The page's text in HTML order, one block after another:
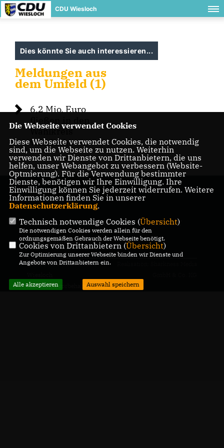
CDU Wiesloch
Dies könnte Sie auch interessieren...
Meldungen aus
dem Umfeld (1)
6,2 Mio. Euro
fließen in den
Wahlkreis
Wiesloch
IMPRESSUM DATENSCHUTZ KONTAKT
CDU Baiertal
@2026 CDU Ortsverband
Alle Rechte vorbehalten.
Die Webseite verwendet Cookies
Diese Webseite verwendet Cookies, die notwendig
sind, um die Webseite zu nutzen. Weiterhin
verwenden wir Dienste von Drittanbietern, die uns
helfen, unser Webangebot zu verbessern (Website-
Optmierung). Für die Verwendung bestimmter
Dienste, benötigen wir Ihre Einwilligung. Ihre
Einwilligung können Sie jederzeit widerrufen. Weitere
Informationen finden Sie in unserer
Datenschutzerklärung.
Technisch notwendige Cookies (Übersicht)
Die notwendigen Cookies werden allein für den
ordnungsgemäßen Gebrauch der Webseite benötigt.
Cookies von Drittanbietern (Übersicht)
Zur Optimierung unserer Webseite binden wir Dienste und
Angebote von Drittanbietern ein.
Alle akzeptieren Auswahl speichern